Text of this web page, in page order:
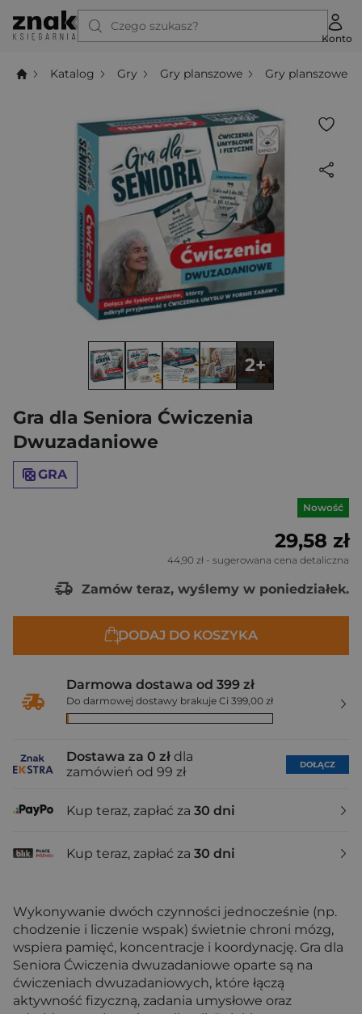
Czego szukasz?
Konto
Katalog Gry Gry planszowe Gry planszowe
Gra dla Seniora Ćwiczenia
Dwuzadaniowe
GRA
2+
Nowość
29,58 zł
44,90 zł - sugerowana cena detaliczna
Zamów teraz, wyślemy w poniedziałek.
DODAJ DO KOSZYKA
Darmowa dostawa od 399 zł
Do darmowej dostawy brakuje Ci 399,00 zł
Dostawa za 0 zł dla
zamówień od 99 zł
DOŁĄCZ
Kup teraz, zapłać za 30 dni
Kup teraz, zapłać za 30 dni
Wykonywanie dwóch czynności jednocześnie (np.
chodzenie i liczenie wspak) świetnie chroni mózg,
wspiera pamięć, koncentracje i koordynację. Gra dla
Seniora Ćwiczenia dwuzadaniowe oparte są na
ćwiczeniach dwuzadaniowych, które łączą
aktywność fizyczną, zadania umysłowe oraz